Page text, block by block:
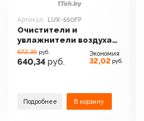
Артикул: LUX-550FP
Очистители и
увлажнители воздуха
IClima LUX-550FP
672.36 руб.
640,34 руб.
Экономия
32,02 руб.
Подробнее В корзину